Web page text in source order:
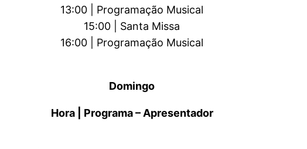
13:00 | Programação Musical
15:00 | Santa Missa
16:00 | Programação Musical
Domingo
Hora | Programa – Apresentador